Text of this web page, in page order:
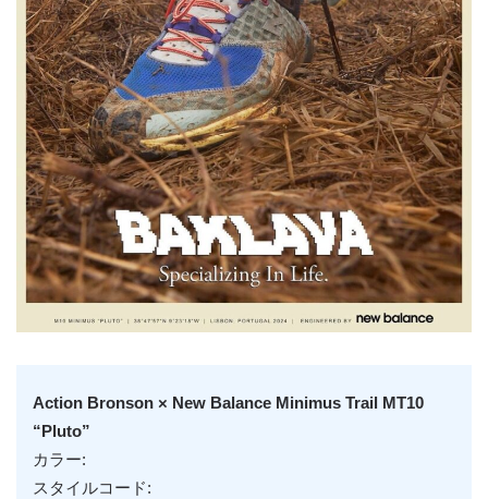
Action Bronson × New Balance Minimus Trail MT10
“Pluto”
カラー:
スタイルコード: